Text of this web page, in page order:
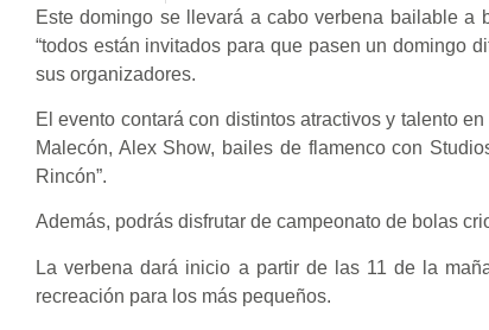
Este domingo se llevará a cabo verbena bailable a
“todos están invitados para que pasen un domingo
sus organizadores.
El evento contará con distintos atractivos y talento
Malecón, Alex Show, bailes de flamenco con
Rincón”.
Además, podrás disfrutar de campeonato de bolas
La verbena dará inicio a partir de las 11 de la
recreación para los más pequeños.